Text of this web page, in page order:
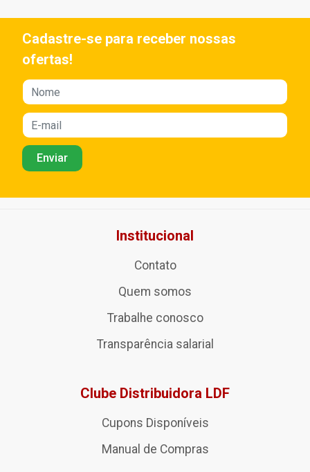
Cadastre-se para receber nossas
ofertas!
Institucional
Contato
Quem somos
Trabalhe conosco
Transparência salarial
Clube Distribuidora LDF
Cupons Disponíveis
Manual de Compras